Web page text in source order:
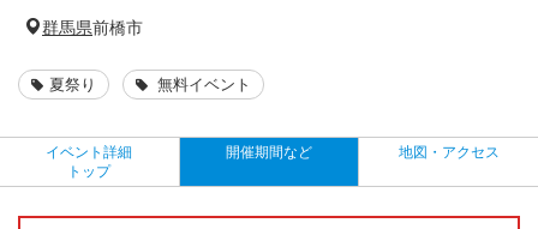
群馬県前橋市
夏祭り 無料イベント
イベント詳細
トップ
開催期間など 地図・アクセス